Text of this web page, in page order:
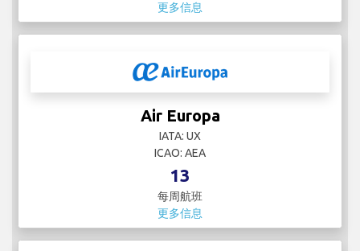
更多信息
Air Europa
IATA: UX
ICAO: AEA
13
每周航班
更多信息